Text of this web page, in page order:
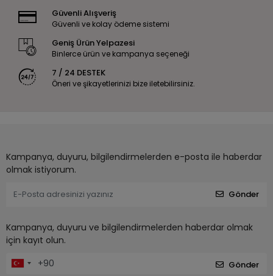
Güvenli Alışveriş
Güvenli ve kolay ödeme sistemi
Geniş Ürün Yelpazesi
Binlerce ürün ve kampanya seçeneği
7 / 24 DESTEK
Öneri ve şikayetlerinizi bize iletebilirsiniz.
Kampanya, duyuru, bilgilendirmelerden e-posta ile haberdar
olmak istiyorum.
Gönder
Kampanya, duyuru ve bilgilendirmelerden haberdar olmak
için kayıt olun.
Gönder